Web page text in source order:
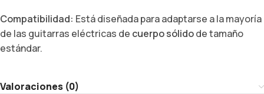
Compatibilidad: Está diseñada para adaptarse a la mayoría
de las guitarras eléctricas de cuerpo sólidode tamaño
estándar.
Valoraciones (0)